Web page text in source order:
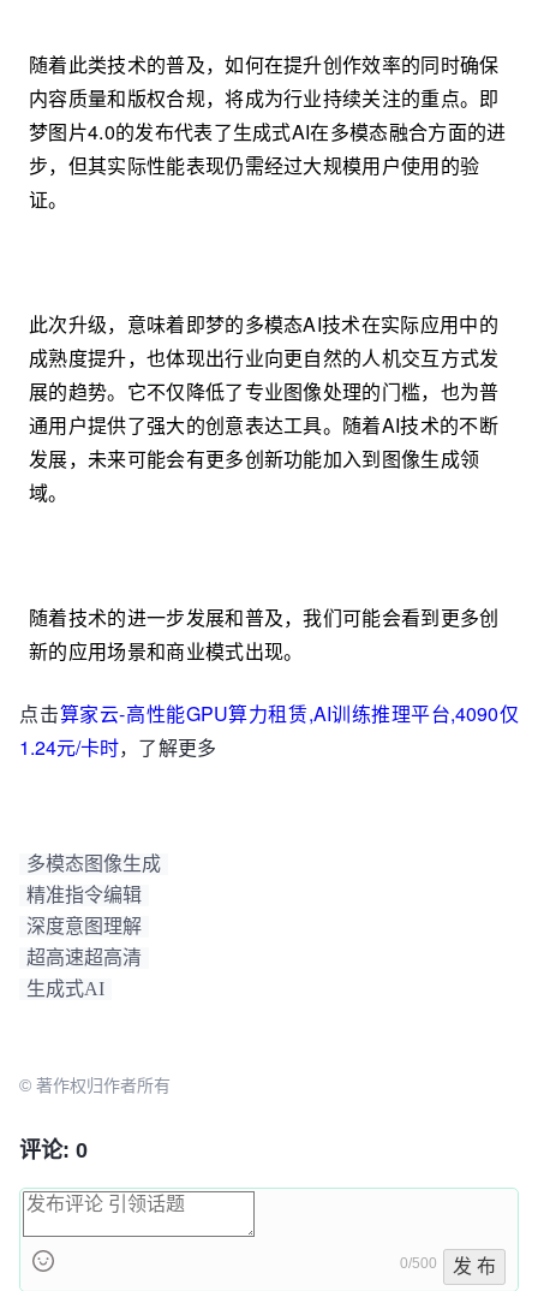
随着此类技术的普及，如何在提升创作效率的同时确保
内容质量和版权合规，将成为行业持续关注的重点。即
梦图片4.0的发布代表了生成式AI在多模态融合方面的进
步，但其实际性能表现仍需经过大规模用户使用的验
证。
此次升级，意味着即梦的多模态AI技术在实际应用中的
成熟度提升，也体现出行业向更自然的人机交互方式发
展的趋势。它不仅降低了专业图像处理的门槛，也为普
通用户提供了强大的创意表达工具。随着AI技术的不断
发展，未来可能会有更多创新功能加入到图像生成领
域。
随着技术的进一步发展和普及，我们可能会看到更多创
新的应用场景和商业模式出现。
点击算家云-高性能GPU算力租赁,AI训练推理平台,4090仅
1.24元/卡时，了解更多
多模态图像生成
精准指令编辑
深度意图理解
超高速超高清
生成式AI
© 著作权归作者所有
评论: 0
0/500 发 布